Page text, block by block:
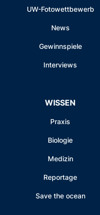
UW-Fotowettbewerb
News
Gewinnspiele
Interviews
WISSEN
Praxis
Biologie
Medizin
Reportage
Save the ocean